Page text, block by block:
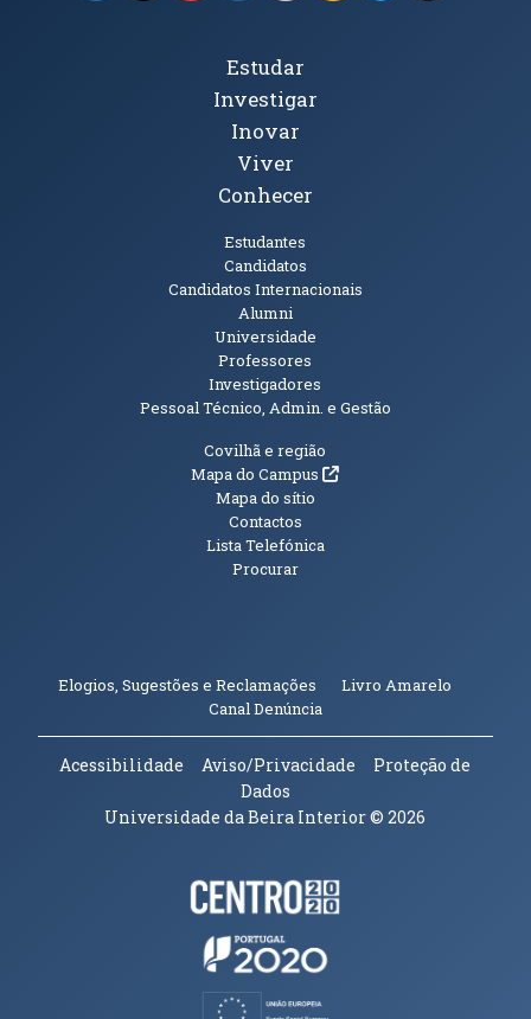
Tópicos Principais
Estudar
Investigar
Inovar
Viver
Conhecer
Estudantes
Candidatos
Candidatos Internacionais
Alumni
Universidade
Professores
Investigadores
Pessoal Técnico, Admin. e Gestão
Informações Adicionais
Covilhã e região
Mapa do Campus(abre em nova janela)
Mapa do sítio
Contactos
Lista Telefónica
Procurar
Elogios, Sugestões e Reclamações Livro Amarelo
Canal Denúncia(abre em nova janela)
Acessibilidade Aviso/Privacidade
Proteção de
Dados
Universidade da Beira Interior© 2026
Parceiros e Financiadores